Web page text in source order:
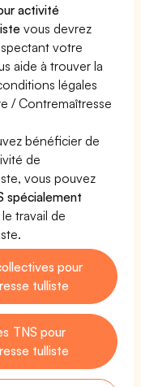
activité
vous devrez
votre
aide à trouver la
légales
/ Contremaîtresse
bénéficier de
de
vous pouvez
spécialement
travail de
pour
tulliste
TNS pour
tulliste